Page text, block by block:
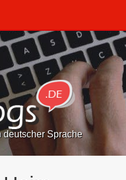
Sprache